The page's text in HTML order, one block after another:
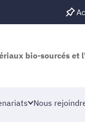
bio-sourcés
Nous